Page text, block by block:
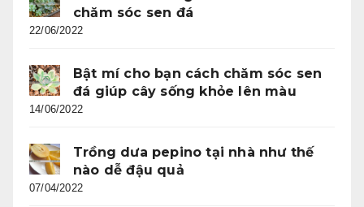
chăm sóc sen đá
22/06/2022
Bật mí cho bạn cách chăm sóc sen
đá giúp cây sống khỏe lên màu
14/06/2022
Trồng dưa pepino tại nhà như thế
nào dễ đậu quả
07/04/2022